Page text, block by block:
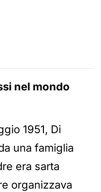
nel mondo
1951, Di
una famiglia
era sarta
organizzava